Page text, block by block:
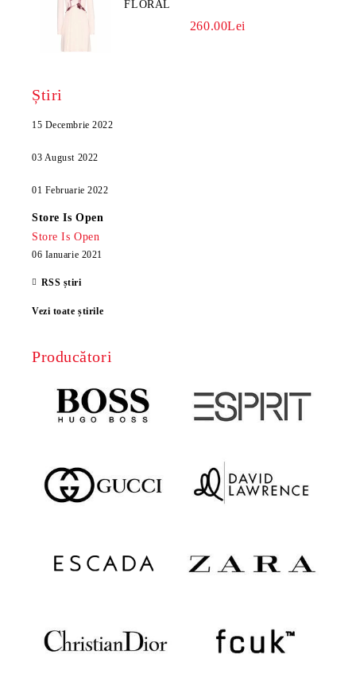
FLORAL
260.00Lei
Știri
15 Decembrie 2022
03 August 2022
01 Februarie 2022
Store Is Open
Store Is Open
06 Ianuarie 2021
RSS știri
Vezi toate știrile
Producători